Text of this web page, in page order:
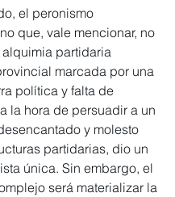
el peronismo
que, vale mencionar, no
partidaria
marcada por una
política y falta de
la hora de persuadir a un
y molesto
partidarias, dio un
única. Sin embargo, el
será materializar la